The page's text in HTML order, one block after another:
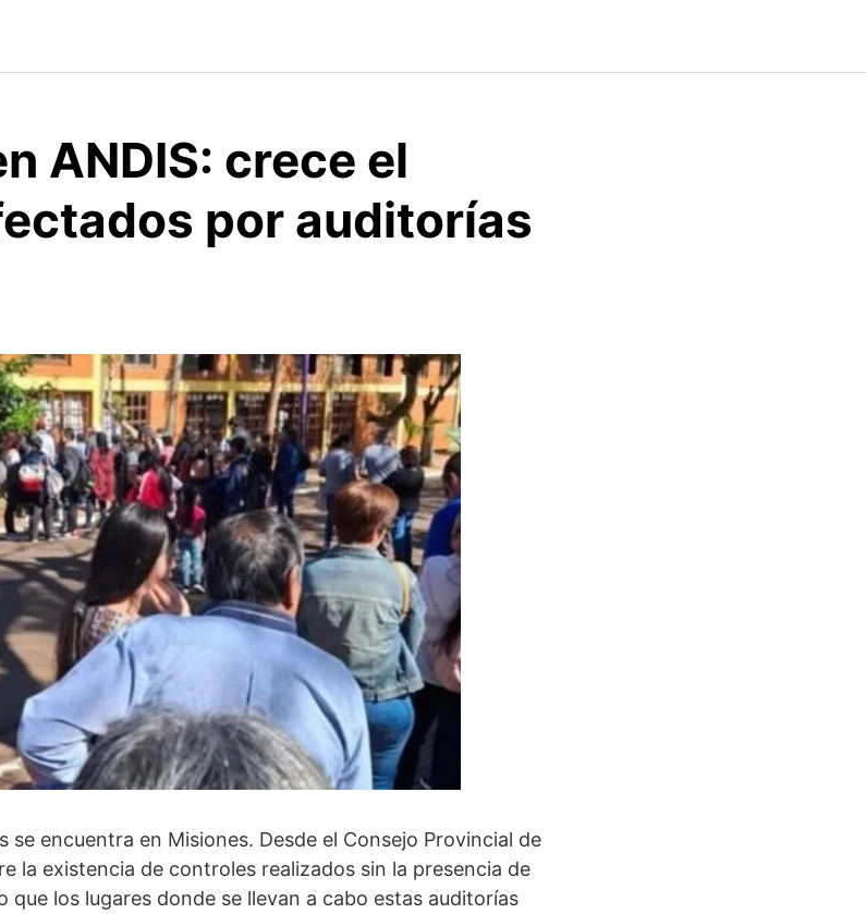
ANDIS: crece el
por auditorías
se encuentra en Misiones. Desde el Consejo Provincial de
la existencia de controles realizados sin la presencia de
que los lugares donde se llevan a cabo estas auditorías